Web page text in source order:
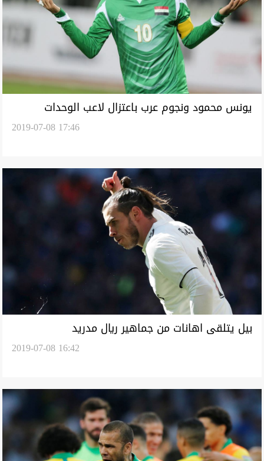
يونس محمود ونجوم عرب باعتزال لاعب الوحدات
2019-07-08 17:46
بيل يتلقى اهانات من جماهير ريال مدريد
2019-07-08 16:42